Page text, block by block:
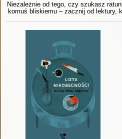
Niezależnie od tego, czy szukasz
komuś bliskiemu – zacznij od lektury,